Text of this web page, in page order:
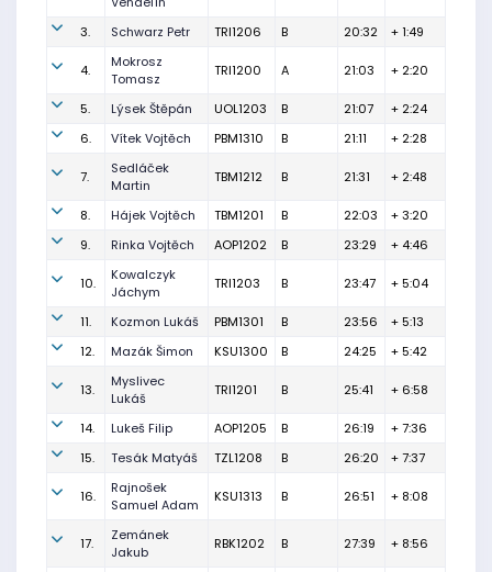
3. Schwarz Petr TRI1206 B 20:32 + 1:49
4.
Mokrosz
Tomasz
TRI1200 A 21:03 + 2:20
5. Lýsek Štěpán UOL1203 B 21:07
+ 2:24
6.
Vítek Vojtěch PBM1310 B 21:11 + 2:28
7.
Sedláček
Martin
TBM1212 B 21:31 + 2:48
8. Hájek Vojtěch TBM1201 B 22:03
+ 3:20
9.
Rinka Vojtěch AOP1202 B 23:29 + 4:46
10.
Kowalczyk
Jáchym
TRI1203 B 23:47 + 5:04
11. Kozmon Lukáš PBM1301 B 23:56
+ 5:13
12.
Mazák Šimon KSU1300 B 24:25 + 5:42
13.
Myslivec
Lukáš
TRI1201 B 25:41 + 6:58
14. Lukeš Filip AOP1205 B 26:19
+ 7:36
15.
Tesák Matyáš TZL1208 B 26:20 + 7:37
16.
Rajnošek
Samuel Adam
KSU1313 B 26:51 + 8:08
17.
Zemánek
Jakub
RBK1202 B 27:39 + 8:56